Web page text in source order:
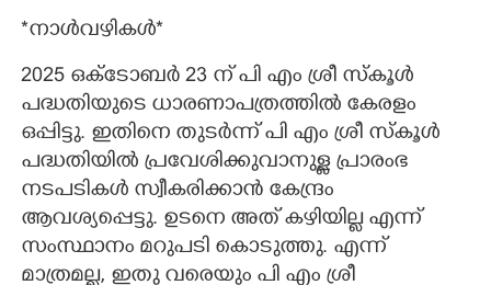
*നാൾവഴികൾ*
2025 ഒക്ടോബർ 23 ന് പി എം ശ്രീ സ്കൂൾ
പദ്ധതിയുടെ ധാരണാപത്രത്തിൽ കേരളം
ഒപ്പിട്ടു. ഇതിനെ തുടർന്ന് പി എം ശ്രീ സ്കൂൾ
പദ്ധതിയിൽ പ്രവേശിക്കുവാനുള്ള പ്രാരംഭ
നടപടികൾ സ്വീകരിക്കാൻ കേന്ദ്രം
ആവശ്യപ്പെട്ടു. ഉടനെ അത് കഴിയില്ല എന്ന്
സംസ്ഥാനം മറുപടി കൊടുത്തു. എന്ന്
മാത്രമല്ല, ഇതു വരെയും പി എം ശ്രീ